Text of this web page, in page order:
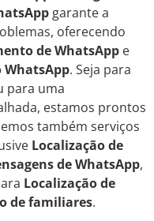
garante a
oferecendo
de WhatsApp e
WhatsApp. Seja para
para uma
estamos prontos
também serviços
Localização de
de WhatsApp,
Localização de
de familiares.